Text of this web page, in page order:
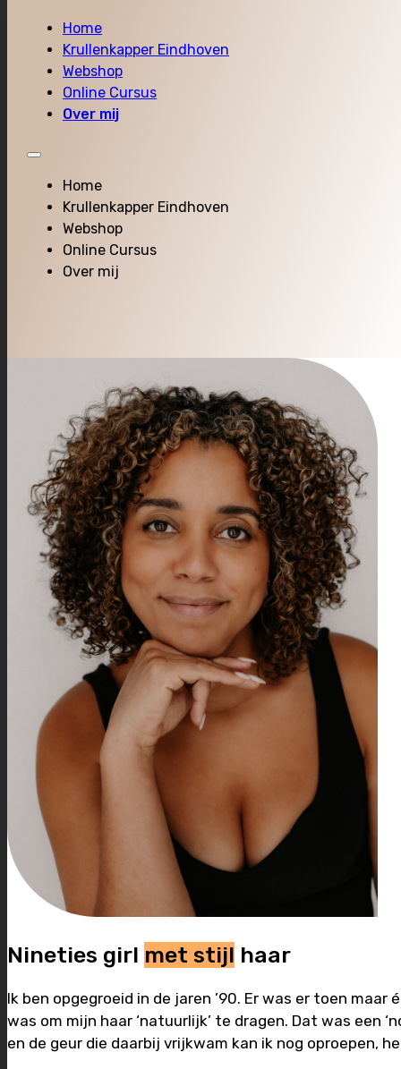
Home
Krullenkapper Eindhoven
Webshop
Online Cursus
Over mij
Home
Krullenkapper Eindhoven
Webshop
Online Cursus
Over mij
Nineties girl met stijl haar
Ik ben opgegroeid in de jaren ’90. Er was er toen
was om mijn haar ‘natuurlijk’ te dragen. Dat was een
en de geur die daarbij vrijkwam kan ik nog oproepen,